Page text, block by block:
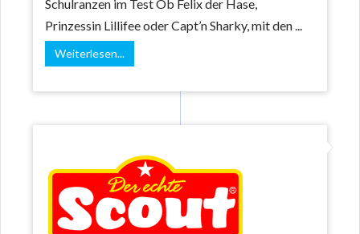
Schulranzen im Test Ob Felix der Hase,
Prinzessin Lillifee oder Capt’n Sharky, mit den ...
Weiterlesen...